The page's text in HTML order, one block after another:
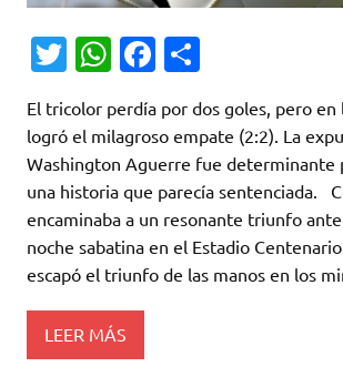
T
it
te
r
W
at
s
A
p
p
Fa
e
b
o
o
k
m
p
ar
ti
r
El tricolor perdía por dos goles, pero en
logró el milagroso empate (2:2). La
Washington Aguerre fue determinante
una historia que parecía sentenciada.
encaminaba a un resonante triunfo
noche sabatina en el Estadio
escapó el triunfo de las manos en los
LEER MÁS